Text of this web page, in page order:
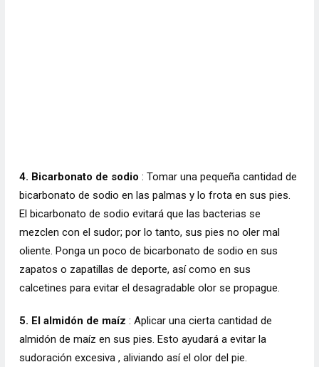
4. Bicarbonato de sodio : Tomar una pequeña cantidad de
bicarbonato de sodio en las palmas y lo frota en sus pies.
El bicarbonato de sodio evitará que las bacterias se
mezclen con el sudor; por lo tanto, sus pies no oler mal
oliente. Ponga un poco de bicarbonato de sodio en sus
zapatos o zapatillas de deporte, así como en sus
calcetines para evitar el desagradable olor se propague.
5. El almidón de maíz : Aplicar una cierta cantidad de
almidón de maíz en sus pies. Esto ayudará a evitar la
sudoración excesiva , aliviando así el olor del pie.